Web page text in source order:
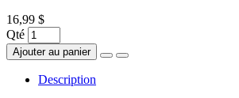
16,99 $
Qté
Ajouter au panier
Description